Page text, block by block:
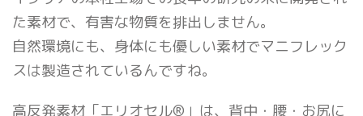
た素材で、有害な物質を排出しません。
自然環境にも、身体にも優しい素材でマニフレック
スは製造されているんですね。
高反発素材「エリオセル®」は、背中・腰・お尻に